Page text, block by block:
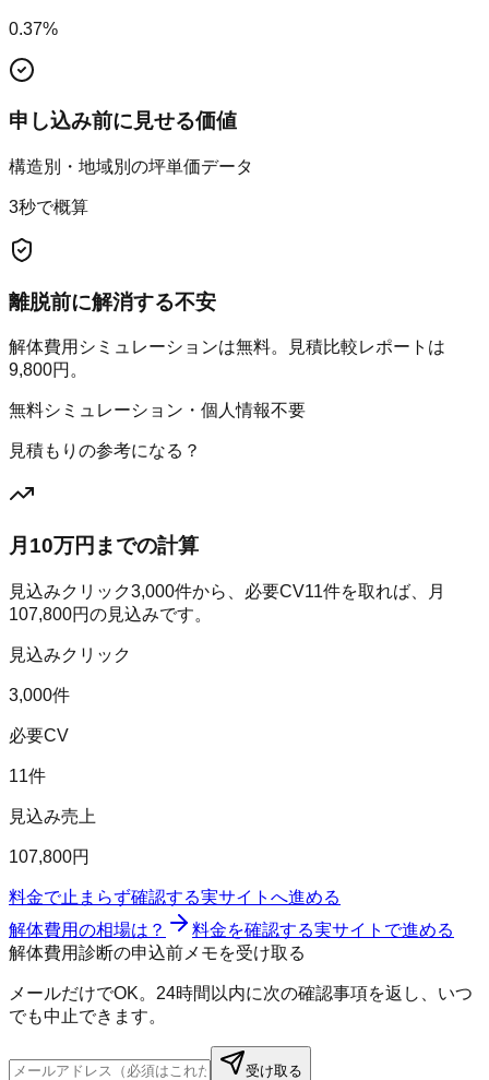
0.37%
申し込み前に見せる価値
構造別・地域別の坪単価データ
3秒で概算
離脱前に解消する不安
解体費用シミュレーションは無料。見積比較レポートは
9,800円。
無料シミュレーション・個人情報不要
見積もりの参考になる？
月10万円までの計算
見込みクリック3,000件から、必要CV11件を取れば、月
107,800円の見込みです。
見込みクリック
3,000件
必要CV
11件
見込み売上
107,800円
料金で止まらず確認する実サイトへ進める
解体費用の相場は？
料金を確認する実サイトで進める
解体費用診断の申込前メモを受け取る
メールだけでOK。24時間以内に次の確認事項を返し、いつ
でも中止できます。
受け取る